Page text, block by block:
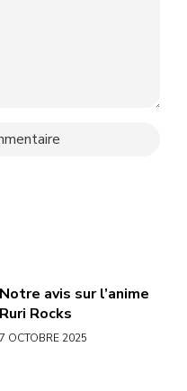
Notre avis sur l’anime
Ruri Rocks
7 OCTOBRE 2025